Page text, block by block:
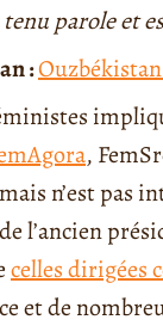
parole et
:
,
n’est pas
l’ancien
celles dirigées
et de